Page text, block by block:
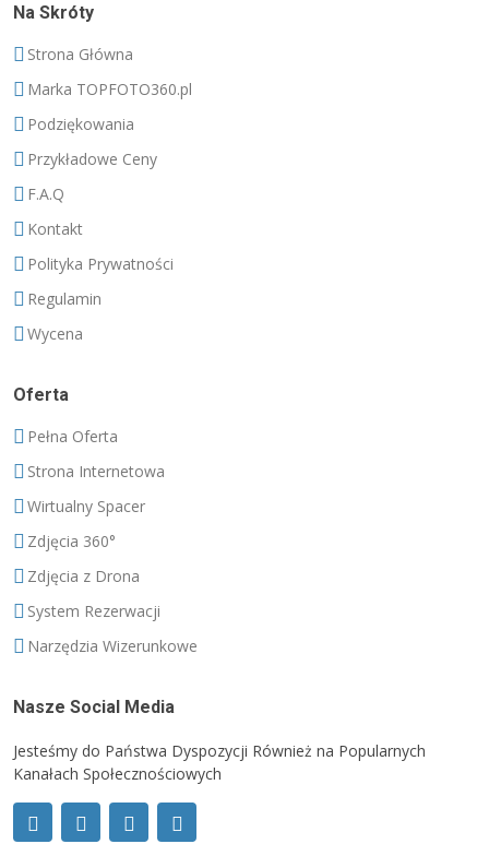
Na Skróty
Strona Główna
Marka TOPFOTO360.pl
Podziękowania
Przykładowe Ceny
F.A.Q
Kontakt
Polityka Prywatności
Regulamin
Wycena
Oferta
Pełna Oferta
Strona Internetowa
Wirtualny Spacer
Zdjęcia 360°
Zdjęcia z Drona
System Rezerwacji
Narzędzia Wizerunkowe
Nasze Social Media
Jesteśmy do Państwa Dyspozycji Również na Popularnych
Kanałach Społecznościowych